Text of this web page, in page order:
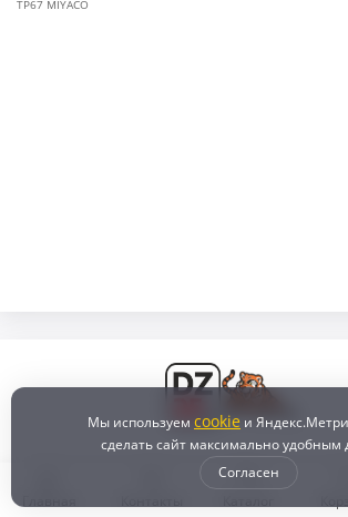
TP67 MIYACO
Мы используем cookie и
сделать сайт максимально удобным
Согласен
Бонусная программа Доставка и